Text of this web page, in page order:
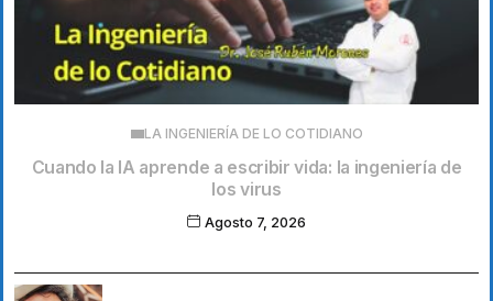
LA INGENIERÍA DE LO COTIDIANO
Cuando la IA aprende a escribir vida: la ingeniería de
los virus
Agosto 7, 2026